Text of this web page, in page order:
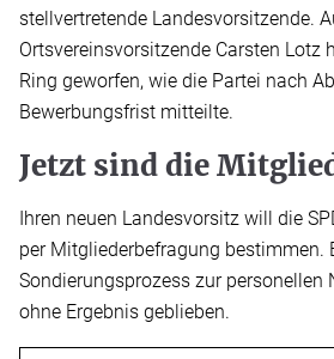
stellvertretende Landesvorsitzende.
Ortsvereinsvorsitzende Carsten Lotz
Ring geworfen, wie die Partei nach
Bewerbungsfrist mitteilte.
Jetzt sind die
Ihren neuen Landesvorsitz will die
per Mitgliederbefragung bestimmen.
Sondierungsprozess zur personellen
ohne Ergebnis geblieben.